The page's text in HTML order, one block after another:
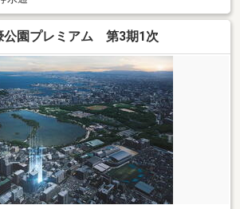
公園プレミアム 第3期1次